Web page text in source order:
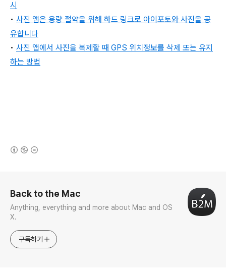
시
• 사진 앱은 용량 절약을 위해 하드 링크로 아이포토와 사진을 공
유합니다
• 사진 앱에서 사진을 복제할 때 GPS 위치정보를 삭제 또는 유지
하는 방법
Back to the Mac
Anything, everything and more about Mac and OS
X.
구독하기